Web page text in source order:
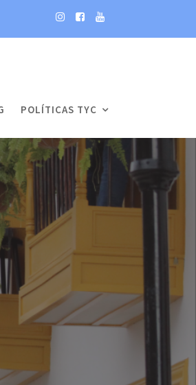
POLÍTICAS TYC